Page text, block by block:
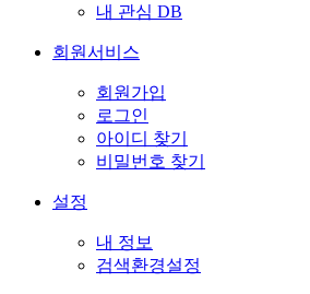
내 관심 DB
회원서비스
회원가입
로그인
아이디 찾기
비밀번호 찾기
설정
내 정보
검색환경설정